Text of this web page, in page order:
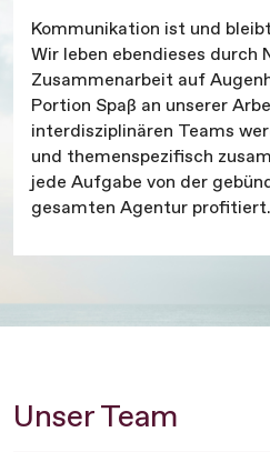
Kommunikation ist und
Wir leben ebendieses durch
Zusammenarbeit auf
Portion Spaß an unserer
interdisziplinären Teams
und themenspezifisch
jede Aufgabe von der
gesamten Agentur profitiert.
Unser Team